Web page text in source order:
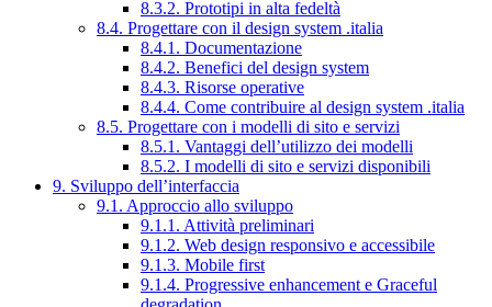
8.3.2. Prototipi in alta fedeltà
8.4. Progettare con il design system .italia
8.4.1. Documentazione
8.4.2. Benefici del design system
8.4.3. Risorse operative
8.4.4. Come contribuire al design system .italia
8.5. Progettare con i modelli di sito e servizi
8.5.1. Vantaggi dell’utilizzo dei modelli
8.5.2. I modelli di sito e servizi disponibili
9. Sviluppo dell’interfaccia
9.1. Approccio allo sviluppo
9.1.1. Attività preliminari
9.1.2. Web design responsivo e accessibile
9.1.3. Mobile first
9.1.4. Progressive enhancement e Graceful